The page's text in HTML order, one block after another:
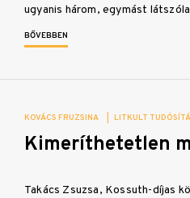
ugyanis három, egymást
BŐVEBBEN
KOVÁCS FRUZSINA LITKULT
Kimeríthetetlen
Takács Zsuzsa, Kossuth-díjas